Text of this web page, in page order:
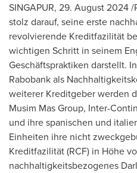
SINGAPUR, 29. August 2024/
stolz darauf, seine erste
revolvierende Kreditfazilität
wichtigen Schritt in seinem
Geschäftspraktiken darstellt.
Rabobank als
weiterer Kreditgeber werden
Musim Mas Group, Inter-
und ihre spanischen und
Einheiten ihre nicht
Kreditfazilität (RCF) in Höhe
nachhaltigkeitsbezogenes